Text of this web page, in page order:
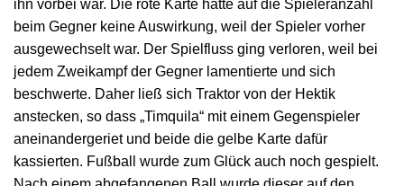
ihn vorbei war. Die rote Karte hatte auf die Spieleranzahl
beim Gegner keine Auswirkung, weil der Spieler vorher
ausgewechselt war. Der Spielfluss ging verloren, weil bei
jedem Zweikampf der Gegner lamentierte und sich
beschwerte. Daher ließ sich Traktor von der Hektik
anstecken, so dass „Timquila“ mit einem Gegenspieler
aneinandergeriet und beide die gelbe Karte dafür
kassierten. Fußball wurde zum Glück auch noch gespielt.